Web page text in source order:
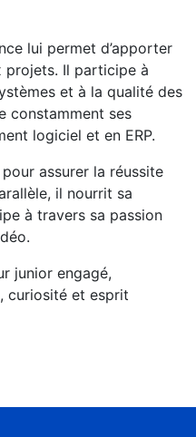
lui permet d’apporter
projets. Il participe à
et à la qualité des
constamment ses
logiciel et en ERP.
assurer la réussite
il nourrit sa
à travers sa passion
junior engagé,
curiosité et esprit